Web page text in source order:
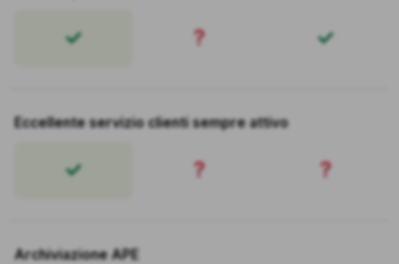
?
Eccellente servizio clienti sempre attivo
? ?
Archiviazione APE